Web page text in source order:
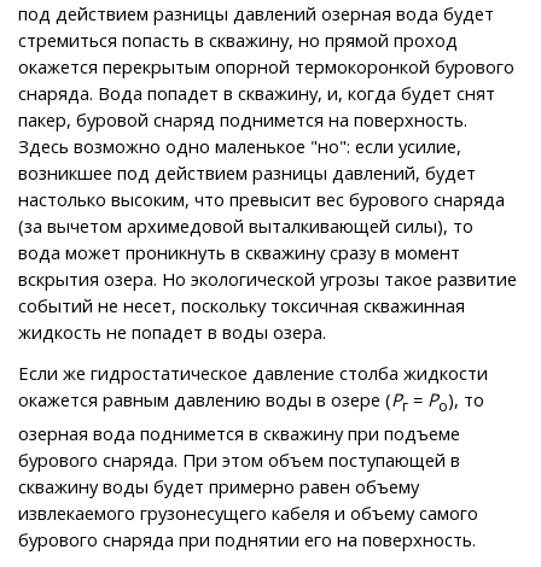
под действием разницы давлений озерная вода будет
стремиться попасть в скважину, но прямой проход
окажется перекрытым опорной термокоронкой бурового
снаряда. Вода попадет в скважину, и, когда будет снят
пакер, буровой снаряд поднимется на поверхность.
Здесь возможно одно маленькое "но": если усилие,
возникшее под действием разницы давлений, будет
настолько высоким, что превысит вес бурового снаряда
(за вычетом архимедовой выталкивающей силы), то
вода может проникнуть в скважину сразу в момент
вскрытия озера. Но экологической угрозы такое развитие
событий не несет, поскольку токсичная скважинная
жидкость не попадет в воды озера.
Если же гидростатическое давление столба жидкости
окажется равным давлению воды в озере (Рг = Ро), то
озерная вода поднимется в скважину при подъеме
бурового снаряда. При этом объем поступающей в
скважину воды будет примерно равен объему
извлекаемого грузонесущего кабеля и объему самого
бурового снаряда при поднятии его на поверхность.